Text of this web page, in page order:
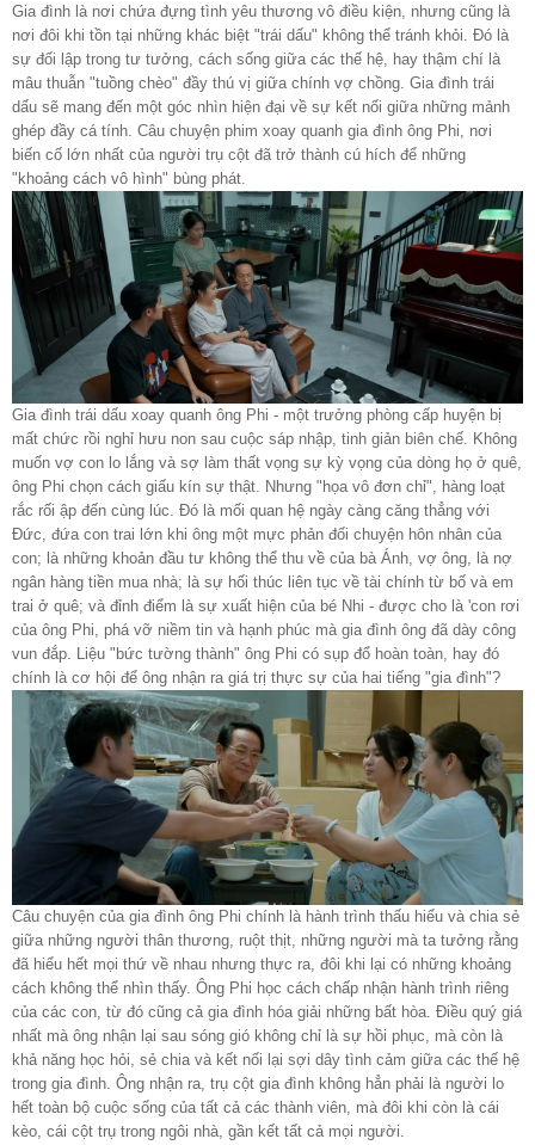
Gia đình là nơi chứa đựng tình yêu thương vô điều kiện, nhưng cũng là
nơi đôi khi tồn tại những khác biệt "trái dấu" không thể tránh khỏi. Đó là
sự đối lập trong tư tưởng, cách sống giữa các thế hệ, hay thậm chí là
mâu thuẫn "tuồng chèo" đầy thú vị giữa chính vợ chồng. Gia đình trái
dấu sẽ mang đến một góc nhìn hiện đại về sự kết nối giữa những mảnh
ghép đầy cá tính. Câu chuyện phim xoay quanh gia đình ông Phi, nơi
biến cố lớn nhất của người trụ cột đã trở thành cú hích để những
"khoảng cách vô hình" bùng phát.
Gia đình trái dấu xoay quanh ông Phi - một trưởng phòng cấp huyện bị
mất chức rồi nghỉ hưu non sau cuộc sáp nhập, tinh giản biên chế. Không
muốn vợ con lo lắng và sợ làm thất vọng sự kỳ vọng của dòng họ ở quê,
ông Phi chọn cách giấu kín sự thật. Nhưng "họa vô đơn chỉ", hàng loạt
rắc rối ập đến cùng lúc. Đó là mối quan hệ ngày càng căng thẳng với
Đức, đứa con trai lớn khi ông một mực phản đối chuyện hôn nhân của
con; là những khoản đầu tư không thể thu về của bà Ánh, vợ ông, là nợ
ngân hàng tiền mua nhà; là sự hối thúc liên tục về tài chính từ bố và em
trai ở quê; và đỉnh điểm là sự xuất hiện của bé Nhi - được cho là 'con rơi
của ông Phi, phá vỡ niềm tin và hạnh phúc mà gia đình ông đã dày công
vun đắp. Liệu "bức tường thành" ông Phi có sụp đổ hoàn toàn, hay đó
chính là cơ hội để ông nhận ra giá trị thực sự của hai tiếng "gia đình"?
Câu chuyện của gia đình ông Phi chính là hành trình thấu hiểu và chia sẻ
giữa những người thân thương, ruột thịt, những người mà ta tưởng rằng
đã hiểu hết mọi thứ về nhau nhưng thực ra, đôi khi lại có những khoảng
cách không thể nhìn thấy. Ông Phi học cách chấp nhận hành trình riêng
của các con, từ đó cũng cả gia đình hóa giải những bất hòa. Điều quý giá
nhất mà ông nhận lại sau sóng gió không chỉ là sự hồi phục, mà còn là
khả năng học hỏi, sẻ chia và kết nối lại sợi dây tình cảm giữa các thế hệ
trong gia đình. Ông nhận ra, trụ cột gia đình không hẳn phải là người lo
hết toàn bộ cuộc sống của tất cả các thành viên, mà đôi khi còn là cái
kèo, cái cột trụ trong ngôi nhà, gần kết tất cả mọi người.